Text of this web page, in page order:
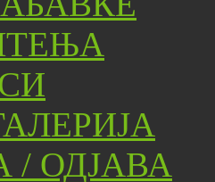
/ ОДЈАВА